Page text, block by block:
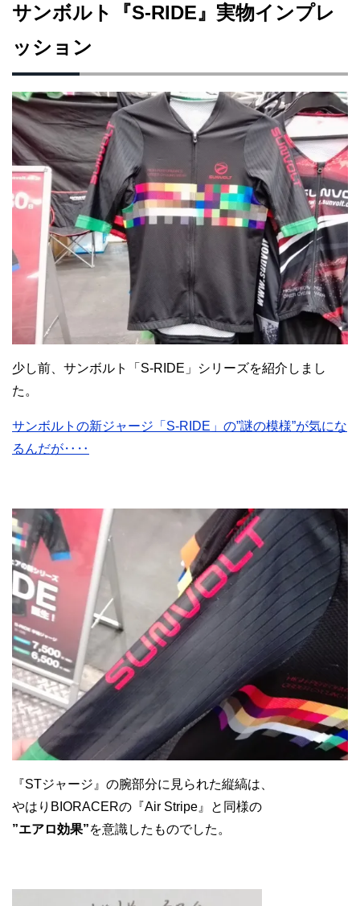
サンボルト『S-RIDE』実物インプレ
ッション
少し前、サンボルト「S-RIDE」シリーズを紹介しまし
た。
サンボルトの新ジャージ「S-RIDE」の”謎の模様”が気にな
るんだが‥‥
『STジャージ』の腕部分に見られた縦縞は、
やはりBIORACERの『Air Stripe』と同様の
”エアロ効果”を意識したものでした。